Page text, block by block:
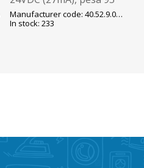
seeria, Finder
Manufacturer code: 40.52.9.024.0000
In stock: 233